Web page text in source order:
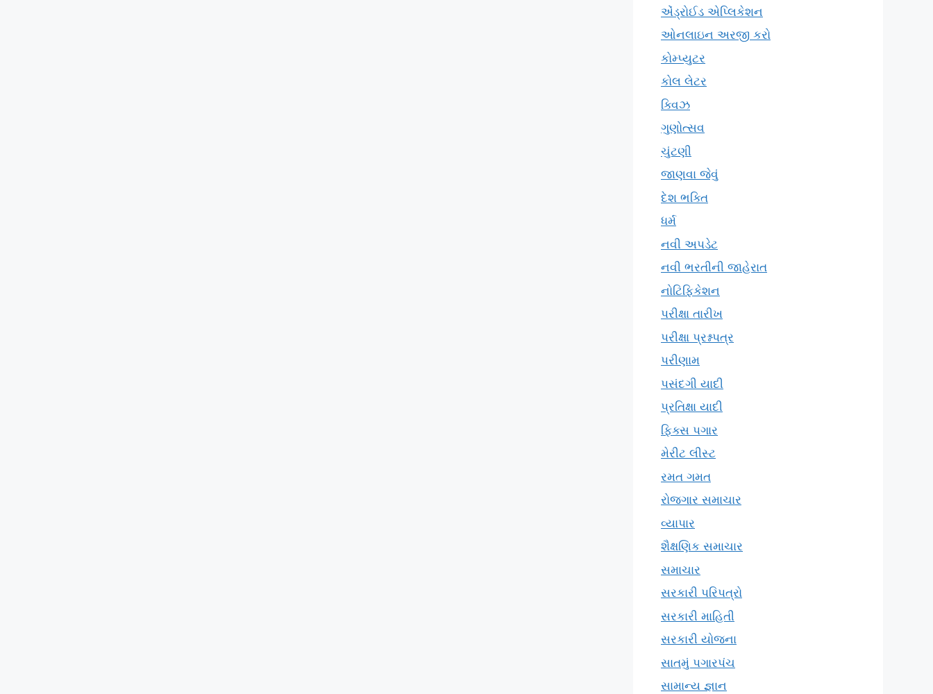
એંડ્રોઈડ એપ્લિકેશન
ઓનલાઇન અરજી કરો
કોમ્પ્યુટર
કોલ લેટર
ક્વિઝ
ગુણોત્સવ
ચુંટણી
જાણવા જેવું
દેશ ભક્તિ
ધર્મ
નવી અપડેટ
નવી ભરતીની જાહેરાત
નોટિફિકેશન
પરીક્ષા તારીખ
પરીક્ષા પ્રશ્નપત્ર
પરીણામ
પસંદગી યાદી
પ્રતિક્ષા યાદી
ફિક્સ પગાર
મેરીટ લીસ્ટ
રમત ગમત
રોજગાર સમાચાર
વ્યાપાર
શૈક્ષણિક સમાચાર
સમાચાર
સરકારી પરિપત્રો
સરકારી માહિતી
સરકારી યોજના
સાતમું પગારપંચ
સામાન્ય જ્ઞાન